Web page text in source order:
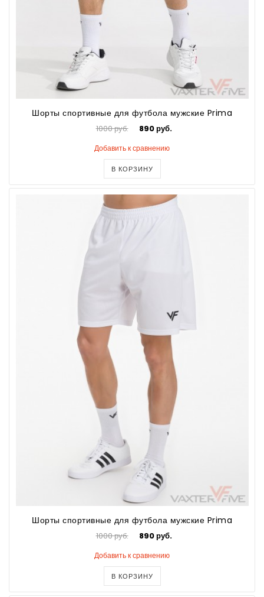
Шорты спортивные для футбола мужские Prima
1000 руб. 890 руб.
Добавить к сравнению
В КОРЗИНУ
Шорты спортивные для футбола мужские Prima
1000 руб. 890 руб.
Добавить к сравнению
В КОРЗИНУ